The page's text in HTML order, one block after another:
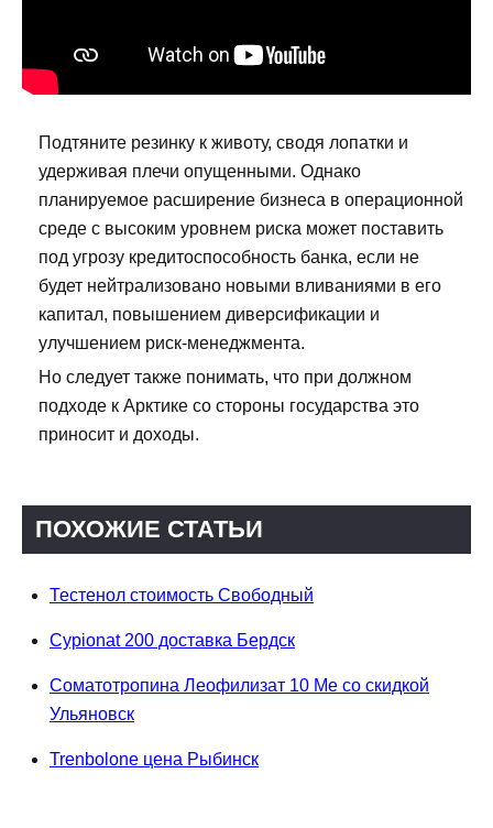
Подтяните резинку к животу, сводя лопатки и
удерживая плечи опущенными. Однако
планируемое расширение бизнеса в операционной
среде с высоким уровнем риска может поставить
под угрозу кредитоспособность банка, если не
будет нейтрализовано новыми вливаниями в его
капитал, повышением диверсификации и
улучшением риск-менеджмента.
Но следует также понимать, что при должном
подходе к Арктике со стороны государства это
приносит и доходы.
ПОХОЖИЕ СТАТЬИ
Тестенол стоимость Свободный
Cypionat 200 доставка Бердск
Соматотропина Леофилизат 10 Me со скидкой
Ульяновск
Trenbolone цена Рыбинск